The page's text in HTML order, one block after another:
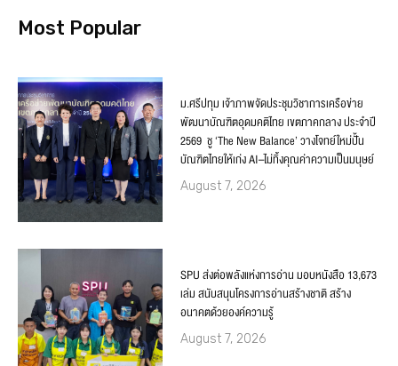
Most Popular
ม.ศรีปทุม เจ้าภาพจัดประชุมวิชาการเครือข่าย
พัฒนาบัณฑิตอุดมคติไทย เขตภาคกลาง ประจำปี
2569 ชู ‘The New Balance’ วางโจทย์ใหม่ปั้น
บัณฑิตไทยให้เก่ง AI–ไม่ทิ้งคุณค่าความเป็นมนุษย์
August 7, 2026
SPU ส่งต่อพลังแห่งการอ่าน มอบหนังสือ 13,673
เล่ม สนับสนุนโครงการอ่านสร้างชาติ สร้าง
อนาคตด้วยองค์ความรู้
August 7, 2026